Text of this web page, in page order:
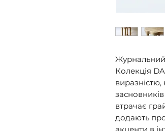
Журнальний
Колекція
втрачає
додають
акценти в